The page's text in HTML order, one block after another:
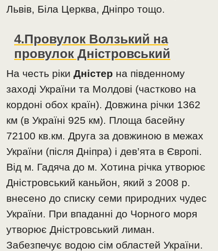
Львів, Біла Церква, Дніпро тощо.
4.Провулок Волзький на
провулок Дністровський
На честь рікиДністер на південному
заході України та Молдові (частково на
кордоні обох країн). Довжина річки 1362
км (в Україні 925 км). Площа басейну
72100 кв.км. Друга за довжиною в межах
України (після Дніпра) і дев’ята в Європі.
Від м. Гадяча до м. Хотина річка утворює
Дністровський каньйон, який з 2008 р.
внесено до списку семи природних чудес
України. При впаданні до Чорного моря
утворює Дністровський лиман.
Забезпечує водою сім областей України.